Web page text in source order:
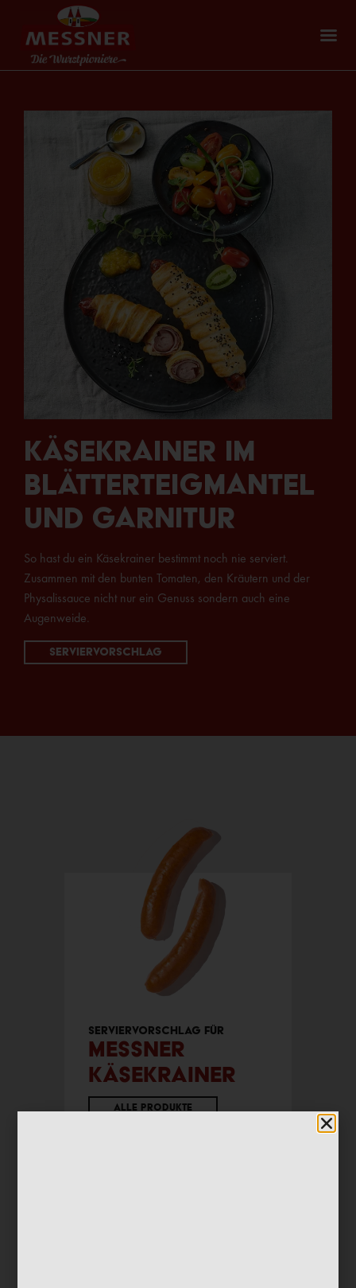
Käsekrainer im
Blätterteigmantel
und Garnitur
So hast du ein Käsekrainer bestimmt noch nie serviert.
Zusammen mit den bunten Tomaten, den Kräutern und der
Physalissauce nicht nur ein Genuss sondern auch eine
Augenweide.
Serviervorschlag
Serviervorschlag für
Messner
Käsekrainer
Alle Produkte